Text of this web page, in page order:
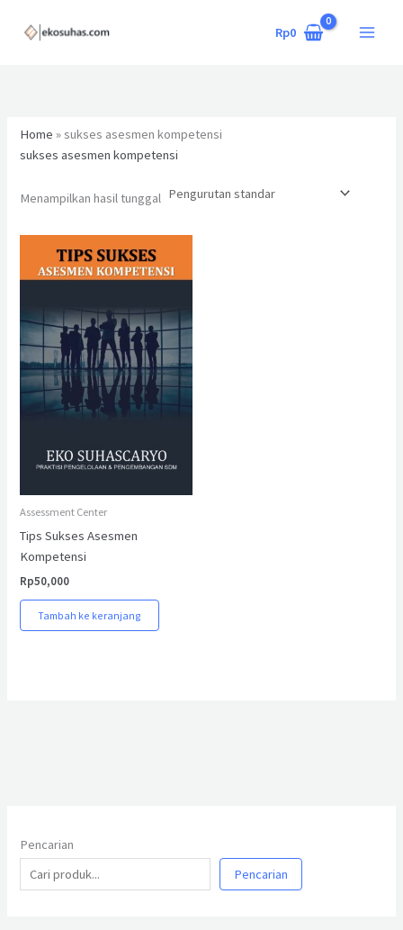
Rp0
Pencarian
Pencarian
Home »sukses asesmen kompetensi
sukses asesmen kompetensi
Menampilkan hasil tunggal
Assessment Center
Tips Sukses Asesmen
Kompetensi
Rp50,000
Tambah ke keranjang